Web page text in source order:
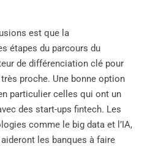
est que la
étapes du parcours du
de différenciation clé pour
proche. Une bonne option
particulier celles qui ont un
des start-ups fintech. Les
comme le big data et l’IA,
les banques à faire